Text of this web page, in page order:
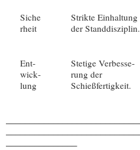
Siche
r­heit
Strik­te Ein­hal­tung
der Standdisziplin.
Ent­
wick­
lung
Ste­ti­ge Ver­bes­se­
rung der
Schießfertigkeit.